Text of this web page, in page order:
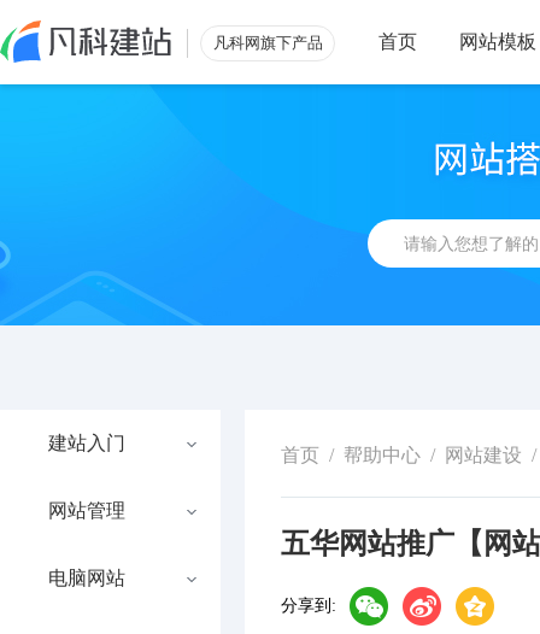
凡科网旗下产品 首页 网站模板
建站入门
网站管理
电脑网站
首页 / 帮助中心 / 网站建设 /
五华网站推广【网
分享到: